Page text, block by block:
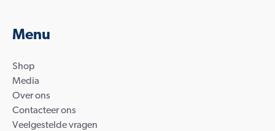
Menu
Shop
Media
Over ons
Contacteer ons
Veelgestelde vragen